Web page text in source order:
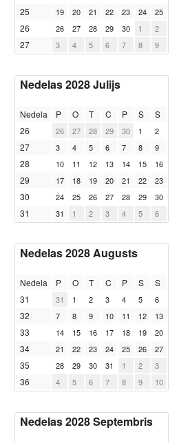
25 19 20 21 22 23 24 25
26 26 27 28 29 30 1 2
27 3 4 5 6 7 8 9
Nedelas 2028 Julijs
Nedela P O T C P S
S
26
26 27 28 29 30 1 2
27 3 4 5 6 7 8 9
28 10 11 12 13 14 15 16
29 17 18 19 20 21 22 23
30 24 25 26 27 28 29 30
31 31 1 2 3 4 5 6
Nedelas 2028 Augusts
Nedela P O T C P S
S
31
31 1 2 3 4 5 6
32 7 8 9 10 11 12 13
33 14 15 16 17 18 19 20
34 21 22 23 24 25 26 27
35 28 29 30 31 1 2 3
36 4 5 6 7 8 9 10
Nedelas 2028 Septembris